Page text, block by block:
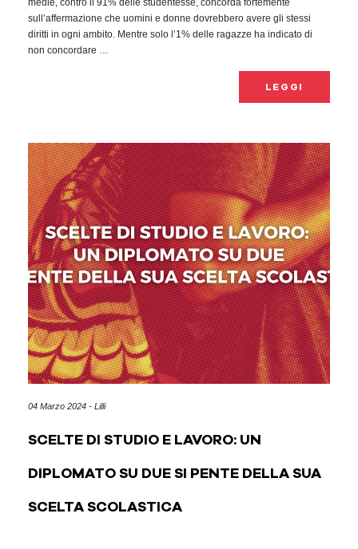
sull’affermazione che uomini e donne dovrebbero avere gli stessi
diritti in ogni ambito. Mentre solo l’1% delle ragazze ha indicato di
non concordare …
LEGGI
04 Marzo 2024 - Lilli
SCELTE DI STUDIO E LAVORO: UN
DIPLOMATO SU DUE SI PENTE DELLA SUA
SCELTA SCOLASTICA